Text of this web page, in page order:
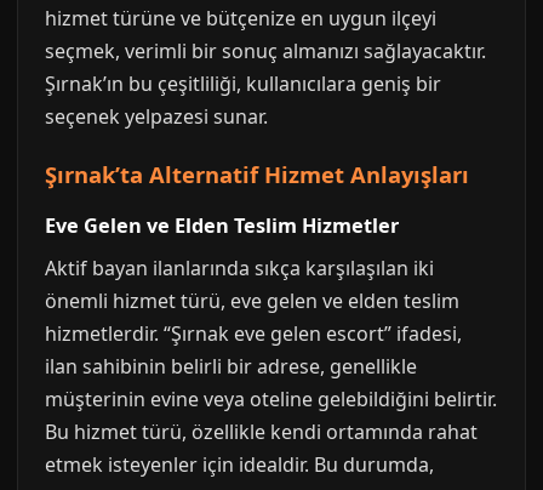
hizmet türüne ve bütçenize en uygun ilçeyi
seçmek, verimli bir sonuç almanızı sağlayacaktır.
Şırnak’ın bu çeşitliliği, kullanıcılara geniş bir
seçenek yelpazesi sunar.
Şırnak’ta Alternatif Hizmet Anlayışları
Eve Gelen ve Elden Teslim Hizmetler
Aktif bayan ilanlarında sıkça karşılaşılan iki
önemli hizmet türü, eve gelen ve elden teslim
hizmetlerdir. “Şırnak eve gelen escort” ifadesi,
ilan sahibinin belirli bir adrese, genellikle
müşterinin evine veya oteline gelebildiğini belirtir.
Bu hizmet türü, özellikle kendi ortamında rahat
etmek isteyenler için idealdir. Bu durumda,